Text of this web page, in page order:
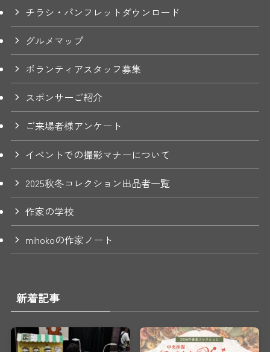
チラシ・パンフレットダウンロード
グルメマップ
ボランティアスタッフ募集
スポンサーご紹介
ご来場者様アンケート
イベントでの撮影マナーについて
2025秋冬コレクション出品者一覧
作家の学校
mihokoの作家ノート
新着記事